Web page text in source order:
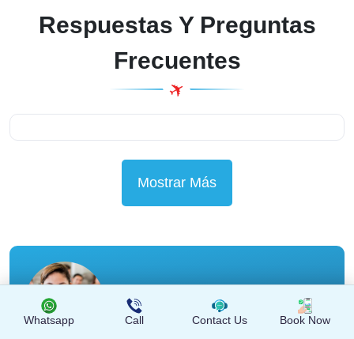
Respuestas Y Preguntas
Frecuentes
Mostrar Más
Whatsapp Call Contact Us Book Now